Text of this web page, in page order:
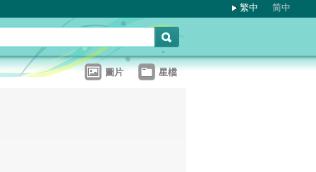
繁中 简中
圖片 星檔